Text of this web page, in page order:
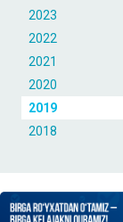
2023
2022
2021
2020
2019
2018